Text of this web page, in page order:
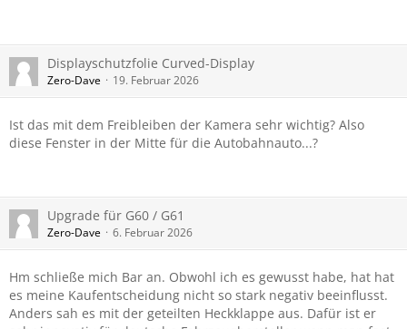
Displayschutzfolie Curved-Display
Zero-Dave 19. Februar 2026
Ist das mit dem Freibleiben der Kamera sehr wichtig? Also
diese Fenster in der Mitte für die Autobahnauto...?
Upgrade für G60 / G61
Zero-Dave 6. Februar 2026
Hm schließe mich Bar an. Obwohl ich es gewusst habe, hat hat
es meine Kaufentscheidung nicht so stark negativ beeinflusst.
Anders sah es mit der geteilten Heckklappe aus. Dafür ist er